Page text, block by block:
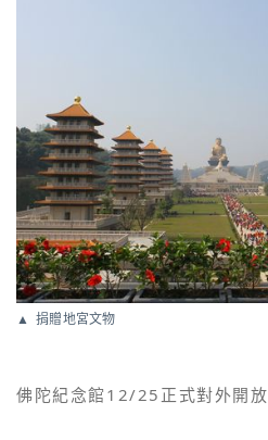
捐贈地宮文物
佛陀紀念館12/25正式對外開放